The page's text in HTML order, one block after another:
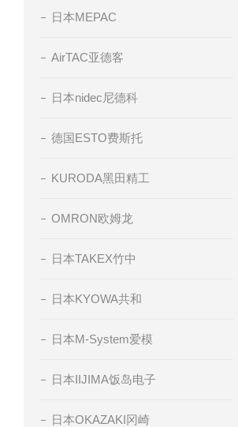
日本MEPAC
AirTAC亚德客
日本nidec尼德科
德国ESTO费斯托
KURODA黑田精工
OMRON欧姆龙
日本TAKEX竹中
日本KYOWA共和
日本M-System爱模
日本IIJIMA饭岛电子
日本OKAZAKI冈崎